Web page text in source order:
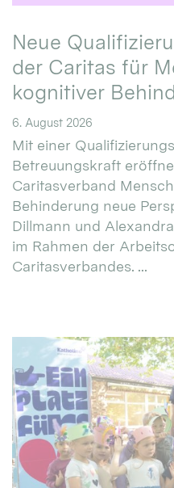
Neue
der Caritas für
kognitiver
6. August 2026
Mit einer
Betreuungskraft
Caritasverband
Behinderung neue
Dillmann und
im Rahmen der
Caritasverbandes. ...